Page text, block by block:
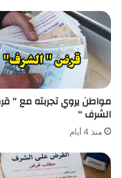
مواطن يروي تجربته مع ”
الشرف “
منذ 4 أيام